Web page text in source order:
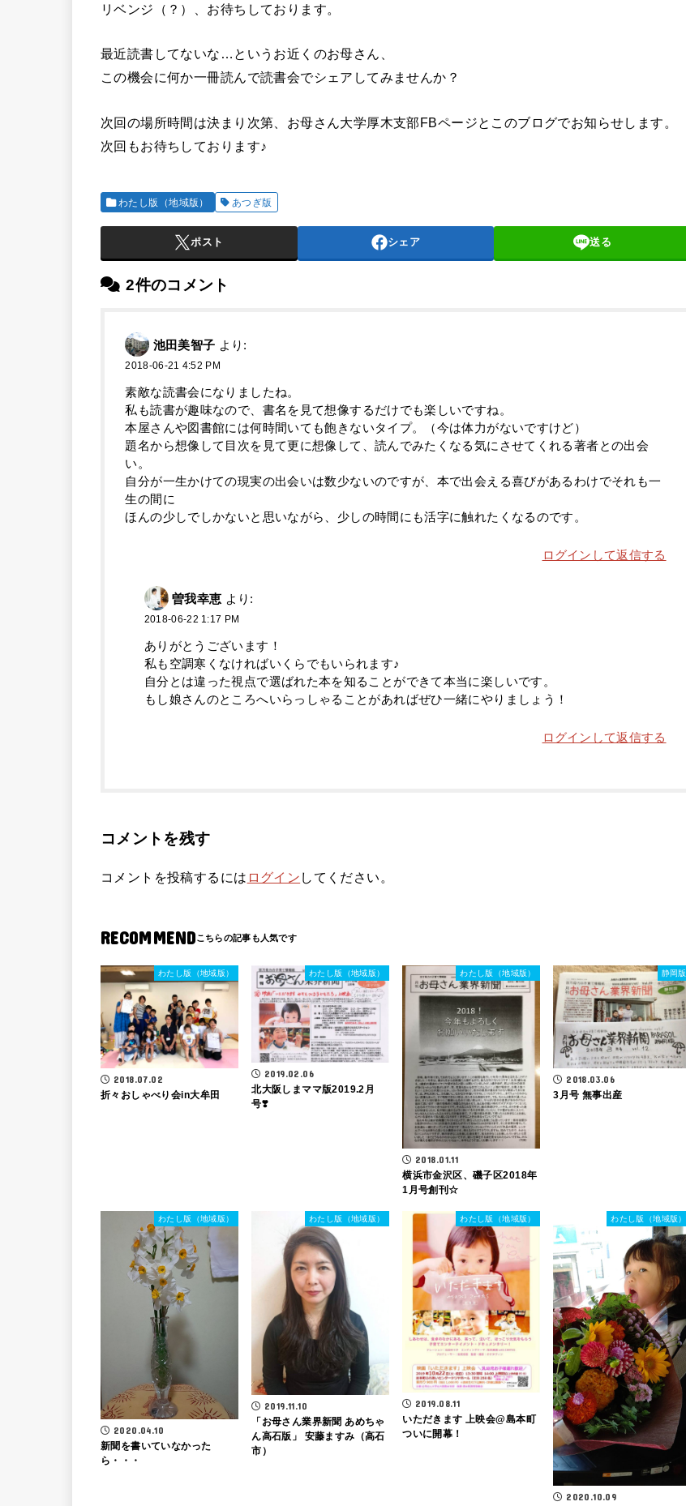
リベンジ（？）、お待ちしております。
最近読書してないな…というお近くのお母さん、
この機会に何か一冊読んで読書会でシェアしてみませんか？
次回の場所時間は決まり次第、お母さん大学厚木支部FBページとこのブログでお知らせします。
次回もお待ちしております♪
わたし版（地域版） あつぎ版
ポスト シェア 送る
2件のコメント
池田美智子 より:
2018-06-21 4:52 PM
素敵な読書会になりましたね。
私も読書が趣味なので、書名を見て想像するだけでも楽しいですね。
本屋さんや図書館には何時間いても飽きないタイプ。（今は体力がないですけど）
題名から想像して目次を見て更に想像して、読んでみたくなる気にさせてくれる著者との出会
い。
自分が一生かけての現実の出会いは数少ないのですが、本で出会える喜びがあるわけでそれも一
生の間に
ほんの少しでしかないと思いながら、少しの時間にも活字に触れたくなるのです。
ログインして返信する
曽我幸恵 より:
2018-06-22 1:17 PM
ありがとうございます！
私も空調寒くなければいくらでもいられます♪
自分とは違った視点で選ばれた本を知ることができて本当に楽しいです。
もし娘さんのところへいらっしゃることがあればぜひ一緒にやりましょう！
ログインして返信する
コメントを残す
コメントを投稿するには ログイン してください。
RECOMMEND
わたし版（地域版）
2018.07.02
折々おしゃべり会in大牟田
わたし版（地域版）
2019.02.06
北大阪しまママ版2019.2月
号❣️
わたし版（地域版）
2018.01.11
横浜市金沢区、磯子区2018年
1月号創刊☆
静岡版
2018.03.06
3月号 無事出産
わたし版（地域版）
2020.04.10
新聞を書いていなかった
ら・・・
わたし版（地域版）
2019.11.10
「お母さん業界新聞 あめちゃ
ん高石版」 安藤ますみ（高石
市）
わたし版（地域版）
2019.08.11
いただきます 上映会@島本町
ついに開幕！
わたし版（地域版）
2020.10.09